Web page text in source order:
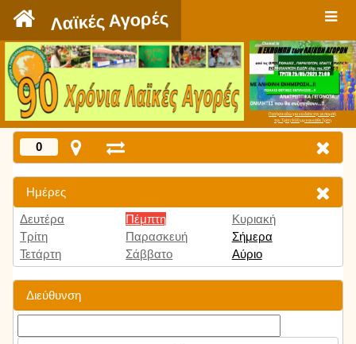
Λαϊκές Αγορές
Πατήστε εδώ για να δείτε την εκπομπή
την Τρίτη 9:00 μμ και κάθε Τρίτη
0
Ημέρες
Δευτέρα
Τρίτη
Τετάρτη
Πέμπτη
Παρασκευή
Σάββατο
Κυριακή
Σήμερα
Αύριο
Διεύθυνση